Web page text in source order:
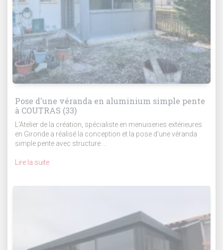
Pose d'une véranda en aluminium simple pente
à COUTRAS (33)
L'Atelier de la création, spécialiste en menuiseries extérieures
en Gironde a réalisé la conception et la pose d’une véranda
simple pente avec structure ...
Lire la suite